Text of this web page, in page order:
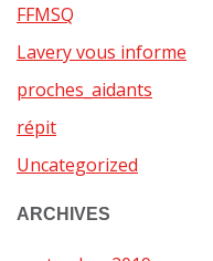
FFMSQ
Lavery vous informe
proches_aidants
répit
Uncategorized
ARCHIVES